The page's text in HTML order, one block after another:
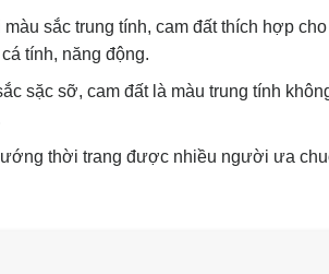
sắc trung tính, cam đất thích hợp
tính, năng động.
sặc sỡ, cam đất là màu trung tính
thời trang được nhiều người ưa